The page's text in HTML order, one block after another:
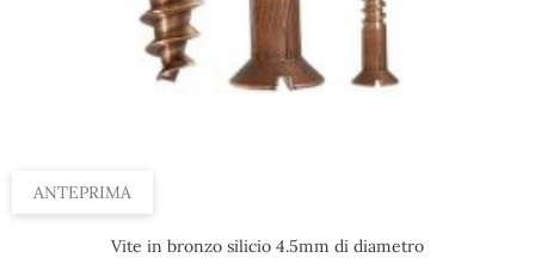
ANTEPRIMA
Vite in bronzo silicio 4.5mm di diametro